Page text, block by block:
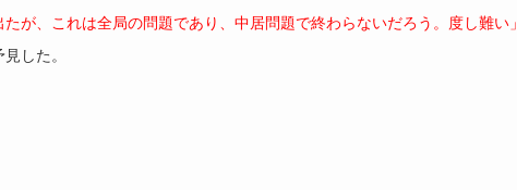
たが、これは全局の問題であり、中居問題で終わらないだろう。度し難い」
した。